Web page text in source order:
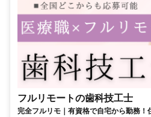
フルリモートの歯科技工士
完全フルリモ｜有資格で自宅から勤務！